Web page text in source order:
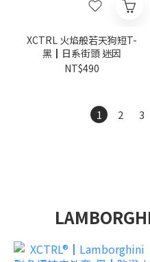
XCTRL 火焰般若天狗短T-
黑┃日系街頭 迷因
NT$490
1 2 3